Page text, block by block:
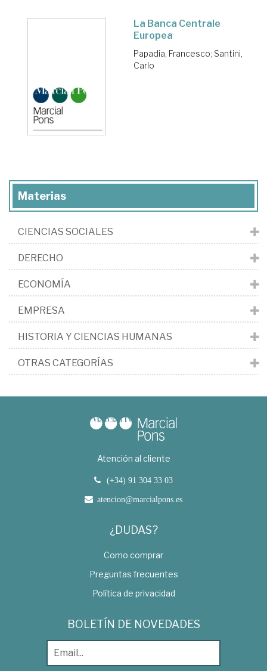
La Banca Centrale
Europea
Papadia, Francesco; Santini,
Carlo
Materias
CIENCIAS SOCIALES
DERECHO
ECONOMÍA
EMPRESA
HISTORIA Y CIENCIAS HUMANAS
OTRAS CATEGORÍAS
Atención al cliente
(+34) 91 304 33 03
atencion@marcialpons.es
¿DUDAS?
Como comprar
Preguntas frecuentes
Política de privacidad
BOLETÍN DE NOVEDADES